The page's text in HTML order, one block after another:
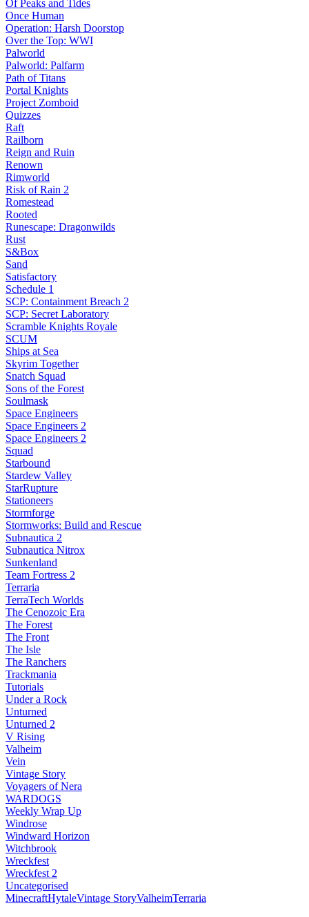
Of Peaks and Tides
Once Human
Operation: Harsh Doorstop
Over the Top: WWI
Palworld
Palworld: Palfarm
Path of Titans
Portal Knights
Project Zomboid
Quizzes
Raft
Railborn
Reign and Ruin
Renown
Rimworld
Risk of Rain 2
Romestead
Rooted
Runescape: Dragonwilds
Rust
S&Box
Sand
Satisfactory
Schedule 1
SCP: Containment Breach 2
SCP: Secret Laboratory
Scramble Knights Royale
SCUM
Ships at Sea
Skyrim Together
Snatch Squad
Sons of the Forest
Soulmask
Space Engineers
Space Engineers 2
Space Engineers 2
Squad
Starbound
Stardew Valley
StarRupture
Stationeers
Stormforge
Stormworks: Build and Rescue
Subnautica 2
Subnautica Nitrox
Sunkenland
Team Fortress 2
Terraria
TerraTech Worlds
The Cenozoic Era
The Forest
The Front
The Isle
The Ranchers
Trackmania
Tutorials
Under a Rock
Unturned
Unturned 2
V Rising
Valheim
Vein
Vintage Story
Voyagers of Nera
WARDOGS
Weekly Wrap Up
Windrose
Windward Horizon
Witchbrook
Wreckfest
Wreckfest 2
Uncategorised
MinecraftHytaleVintage StoryValheimTerraria